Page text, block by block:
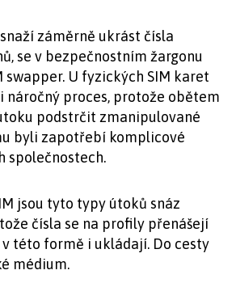
záměrně ukrást čísla
se v bezpečnostním žargonu
swapper. U fyzických SIM karet
náročný proces, protože obětem
podstrčit zmanipulované
byli zapotřebí komplicové
společnostech.
jsou tyto typy útoků snáz
čísla se na profily přenášejí
této formě i ukládají. Do cesty
médium.